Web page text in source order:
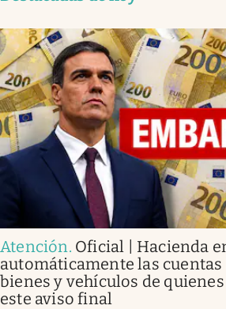
Atención. Oficial | Hacienda
automáticamente las cuentas
bienes y vehículos de
este aviso final